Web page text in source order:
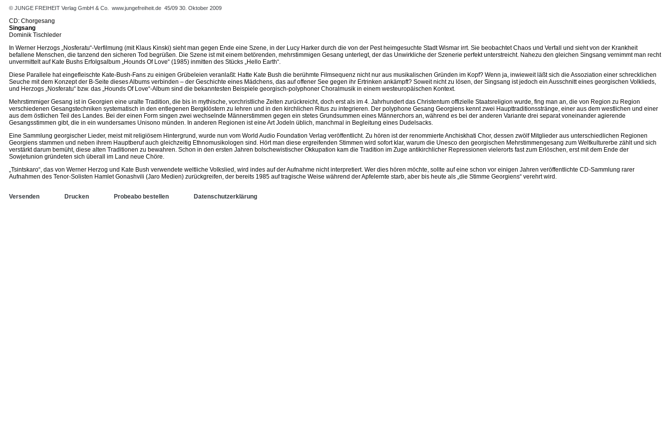
© JUNGE FREIHEIT Verlag GmbH & Co. www.jungefreiheit.de 45/09 30. Oktober 2009
CD: Chorgesang
Singsang
Dominik Tischleder
In Werner Herzogs „Nosferatu“-Verfilmung (mit Klaus Kinski) sieht man gegen Ende eine Szene, in der Lucy Harker durch die von der Pest heimgesuchte Stadt Wismar irrt. Sie beobachtet Chaos und Verfall und sieht von der Krankheit
befallene Menschen, die tanzend den sicheren Tod begrüßen. Die Szene ist mit einem betörenden, mehrstimmigen Gesang unterlegt, der das Unwirkliche der Szenerie perfekt unterstreicht. Nahezu den gleichen Singsang vernimmt man recht
unvermittelt auf Kate Bushs Erfolgsalbum „Hounds Of Love“ (1985) inmitten des Stücks „Hello Earth“.
Diese Parallele hat eingefleischte Kate-Bush-Fans zu einigen Grübeleien veranlaßt: Hatte Kate Bush die berühmte Filmsequenz nicht nur aus musikalischen Gründen im Kopf? Wenn ja, inwieweit läßt sich die Assoziation einer schrecklichen
Seuche mit dem Konzept der B-Seite dieses Albums verbinden – der Geschichte eines Mädchens, das auf offener See gegen ihr Ertrinken ankämpft? Soweit nicht zu lösen, der Singsang ist jedoch ein Ausschnitt eines georgischen Volklieds,
und Herzogs „Nosferatu“ bzw. das „Hounds Of Love“-Album sind die bekanntesten Beispiele georgisch-polyphoner Choralmusik in einem westeuropäischen Kontext.
Mehrstimmiger Gesang ist in Georgien eine uralte Tradition, die bis in mythische, vorchristliche Zeiten zurückreicht, doch erst als im 4. Jahrhundert das Christentum offizielle Staatsreligion wurde, fing man an, die von Region zu Region
verschiedenen Gesangstechniken systematisch in den entlegenen Bergklöstern zu lehren und in den kirchlichen Ritus zu integrieren. Der polyphone Gesang Georgiens kennt zwei Haupttraditionsstränge, einer aus dem westlichen und einer
aus dem östlichen Teil des Landes. Bei der einen Form singen zwei wechselnde Männerstimmen gegen ein stetes Grundsummen eines Männerchors an, während es bei der anderen Variante drei separat voneinander agierende
Gesangsstimmen gibt, die in ein wundersames Unisono münden. In anderen Regionen ist eine Art Jodeln üblich, manchmal in Begleitung eines Dudelsacks.
Eine Sammlung georgischer Lieder, meist mit religiösem Hintergrund, wurde nun vom World Audio Foundation Verlag veröffentlicht. Zu hören ist der renommierte Anchiskhati Chor, dessen zwölf Mitglieder aus unterschiedlichen Regionen
Georgiens stammen und neben ihrem Hauptberuf auch gleichzeitig Ethnomusikologen sind. Hört man diese ergreifenden Stimmen wird sofort klar, warum die Unesco den georgischen Mehrstimmengesang zum Weltkulturerbe zählt und sich
verstärkt darum bemüht, diese alten Traditionen zu bewahren. Schon in den ersten Jahren bolschewistischer Okkupation kam die Tradition im Zuge antikirchlicher Repressionen vielerorts fast zum Erlöschen, erst mit dem Ende der
Sowjetunion gründeten sich überall im Land neue Chöre.
„Tsintskaro“, das von Werner Herzog und Kate Bush verwendete weltliche Volkslied, wird indes auf der Aufnahme nicht interpretiert. Wer dies hören möchte, sollte auf eine schon vor einigen Jahren veröffentlichte CD-Sammlung rarer
Aufnahmen des Tenor-Solisten Hamlet Gonashvili (Jaro Medien) zurückgreifen, der bereits 1985 auf tragische Weise während der Apfelernte starb, aber bis heute als „die Stimme Georgiens“ verehrt wird.
Versenden Drucken Probeabo bestellen Datenschutzerklärung